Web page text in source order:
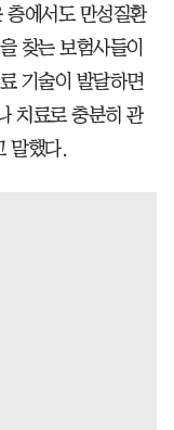
층에서도 만성질환
찾는 보험사들이
기술이 발달하면
치료로 충분히 관
말했다.